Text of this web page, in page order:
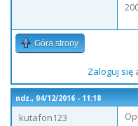
Góra strony
Zaloguj się
ndz., 04/12/2016 - 11:18
kutafon123